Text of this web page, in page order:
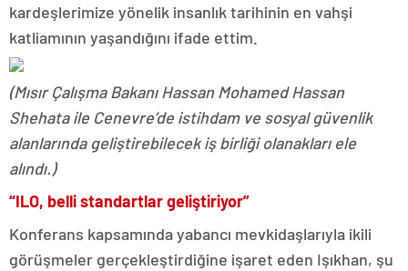
kardeşlerimize yönelik insanlık tarihinin en vahşi
katliamının yaşandığını ifade ettim.
(Mısır Çalışma Bakanı Hassan Mohamed Hassan
Shehata ile Cenevre’de istihdam ve sosyal güvenlik
alanlarında geliştirebilecek iş birliği olanakları ele
alındı.)
“ILO, belli standartlar geliştiriyor”
Konferans kapsamında yabancı mevkidaşlarıyla ikili
görüşmeler gerçekleştirdiğine işaret eden Işıkhan, şu